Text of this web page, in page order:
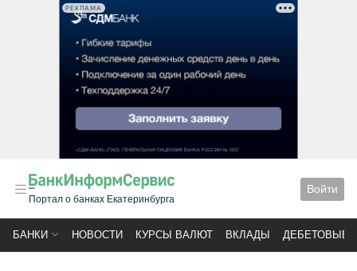
РЕКЛАМА
Портал о банках Екатеринбурга
Войти
БАНКИ НОВОСТИ КУРСЫ ВАЛЮТ ВКЛАДЫ ДЕБЕТОВЫЕ